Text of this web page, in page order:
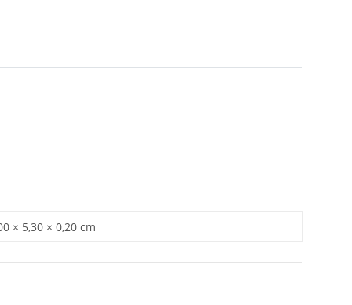
× 5,30 × 0,20 cm